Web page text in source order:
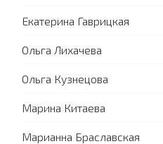
Екатерина Гаврицкая
Ольга Лихачева
Ольга Кузнецова
Марина Китаева
Марианна Браславская